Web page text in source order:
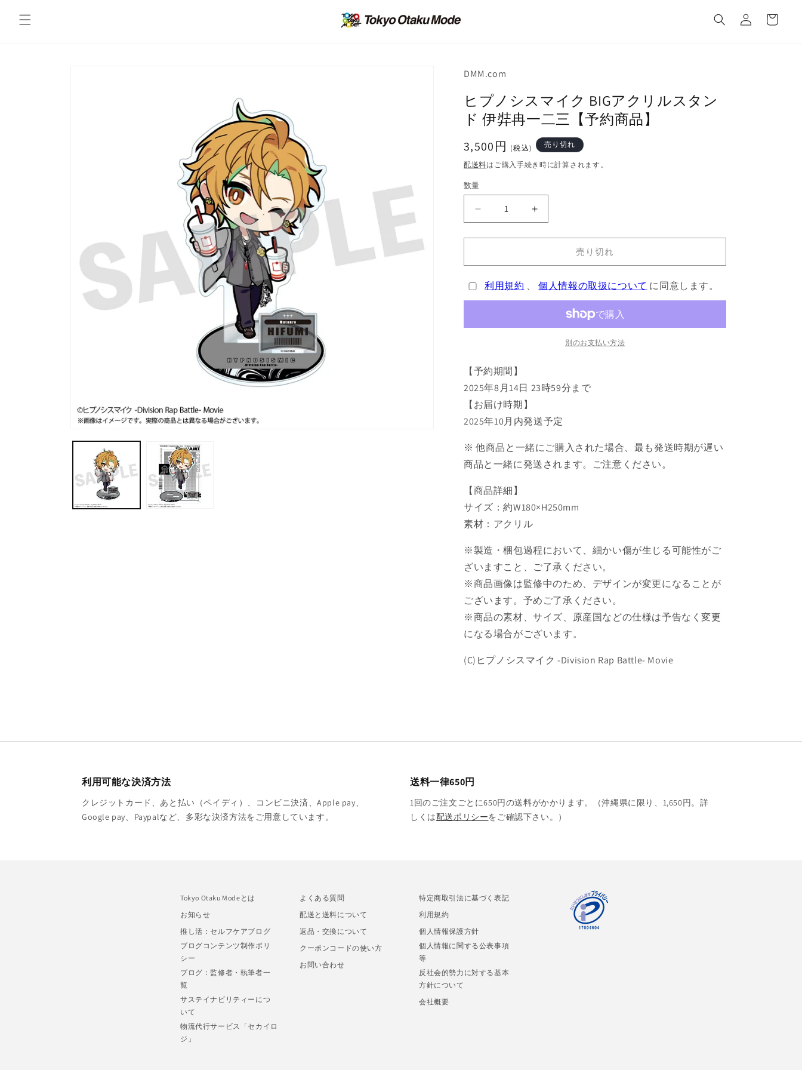
ンツに
進む
イ
ー
DMM.com
ヒプノシスマイク BIGアクリルスタン
ド 伊弉冉一二三【予約商品】
通
常
価
格
3,500円 (税込) 売り切れ
配送料はご購入手続き時に計算されます。
数量
マ
イ
BIG
リ
ル
ス
タ
ン
ド
伊
弉
冉
二
三
【予
約
商
品】
の
数
量
減
ヒ
マ
イ
BIG
ル
タ
ン
ド
伊
弉
二
約
商
品】
の
数
量
増
売り切れ
利用規約 、個人情報の取扱について に同意します。
別のお支払い方法
【予約期間】
2025年8月14日 23時59分まで
【お届け時期】
2025年10月内発送予定
※ 他商品と一緒にご購入された場合、最も発送時期が遅い
商品と一緒に発送されます。ご注意ください。
【商品詳細】
サイズ：約W180×H250mm
素材：アクリル
※製造・梱包過程において、細かい傷が生じる可能性がご
ざいますこと、ご了承ください。
※商品画像は監修中のため、デザインが変更になることが
ございます。予めご了承ください。
※商品の素材、サイズ、原産国などの仕様は予告なく変更
になる場合がございます。
(C)ヒプノシスマイク -Division Rap Battle- Movie
利用可能な決済方法
クレジットカード、あと払い（ペイディ）、コンビニ決済、Apple pay、
Google pay、Paypalなど、多彩な決済方法をご用意しています。
送料一律650円
1回のご注文ごとに650円の送料がかかります。（沖縄県に限り、1,650円。詳
しくは配送ポリシーをご確認下さい。）
Tokyo Otaku Modeとは
お知らせ
推し活：セルフケアブログ
ブログコンテンツ制作ポリ
シー
ブログ：監修者・執筆者一
覧
サステイナビリティーにつ
いて
物流代行サービス「セカイロ
ジ」
よくある質問
配送と送料について
返品・交換について
クーポンコードの使い方
お問い合わせ
特定商取引法に基づく表記
利用規約
個人情報保護方針
個人情報に関する公表事項
等
反社会的勢力に対する基本
方針について
会社概要